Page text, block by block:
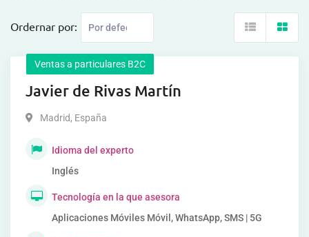
Ordernar por:
Ventas a particulares B2C
Javier de Rivas Martín
Madrid, España
Idioma del experto
Inglés
Tecnología en la que asesora
Aplicaciones Móviles Móvil, WhatsApp, SMS | 5G